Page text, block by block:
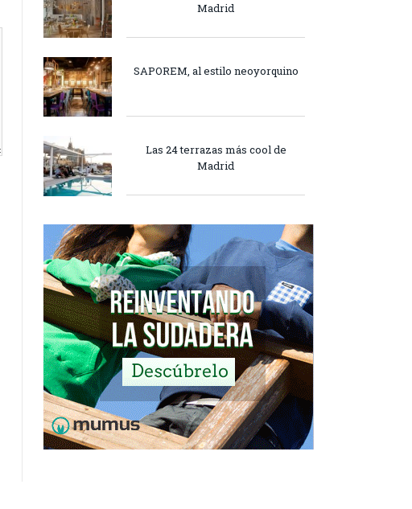
Madrid
SAPOREM, al estilo neoyorquino
Las 24 terrazas más cool de
Madrid